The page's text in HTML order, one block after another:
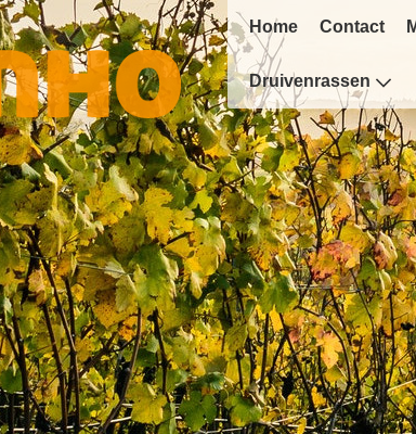
Home Contact
Druivenrassen